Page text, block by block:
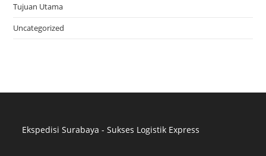
Tujuan Utama
Uncategorized
Ekspedisi Surabaya - Sukses Logistik Express